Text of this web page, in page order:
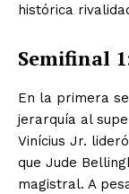
histórica
Semifinal
En la primera
jerarquía al
Vinícius Jr.
que Jude
magistral. A